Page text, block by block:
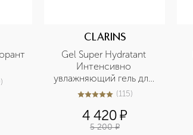
)
CLARINS
Gel Super Hydratant
Интенсивно
увлажняющий гель для
лица
5из 5115 (115)
4 420¤
5 200 ¤